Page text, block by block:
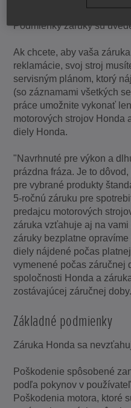
Podmienky záruky sú
Ak chcete, aby vaša
reklamácie, svoj stroj
servisným plánom, ktorý
(so záznamami všetkých
práce umožnite vykonať
motorových strojov Honda
diely Honda.
"Navrhnuté pre výkon a
prázdna fráza. Je to
pre vybrané produkty
5-ročnú záruku pre
predajcu motorových
záruka vzťahuje aj na
záruky bezplatne
diely nájdené počas
vymenené počas záručnej
spoločnosti Honda a
zostávajúcej záručnej doby.
Základné podmienky
Záruka Honda sa
Poškodenie spôsobené
podľa pokynov v
Poškodenia motora, ktoré